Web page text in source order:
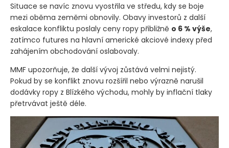
Situace se navíc znovu vyostřila ve středu, kdy se boje
mezi oběma zeměmi obnovily. Obavy investorů z další
eskalace konfliktu poslaly ceny ropy přibližně o 6 % výše,
zatímco futures na hlavní americké akciové indexy před
zahájením obchodování oslabovaly.
MMF upozorňuje, že další vývoj zůstává velmi nejistý.
Pokud by se konflikt znovu rozšířil nebo výrazně narušil
dodávky ropy z Blízkého východu, mohly by inflační tlaky
přetrvávat ještě déle.